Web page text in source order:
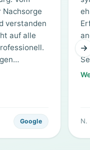
verstanden
auf alle
Google N.